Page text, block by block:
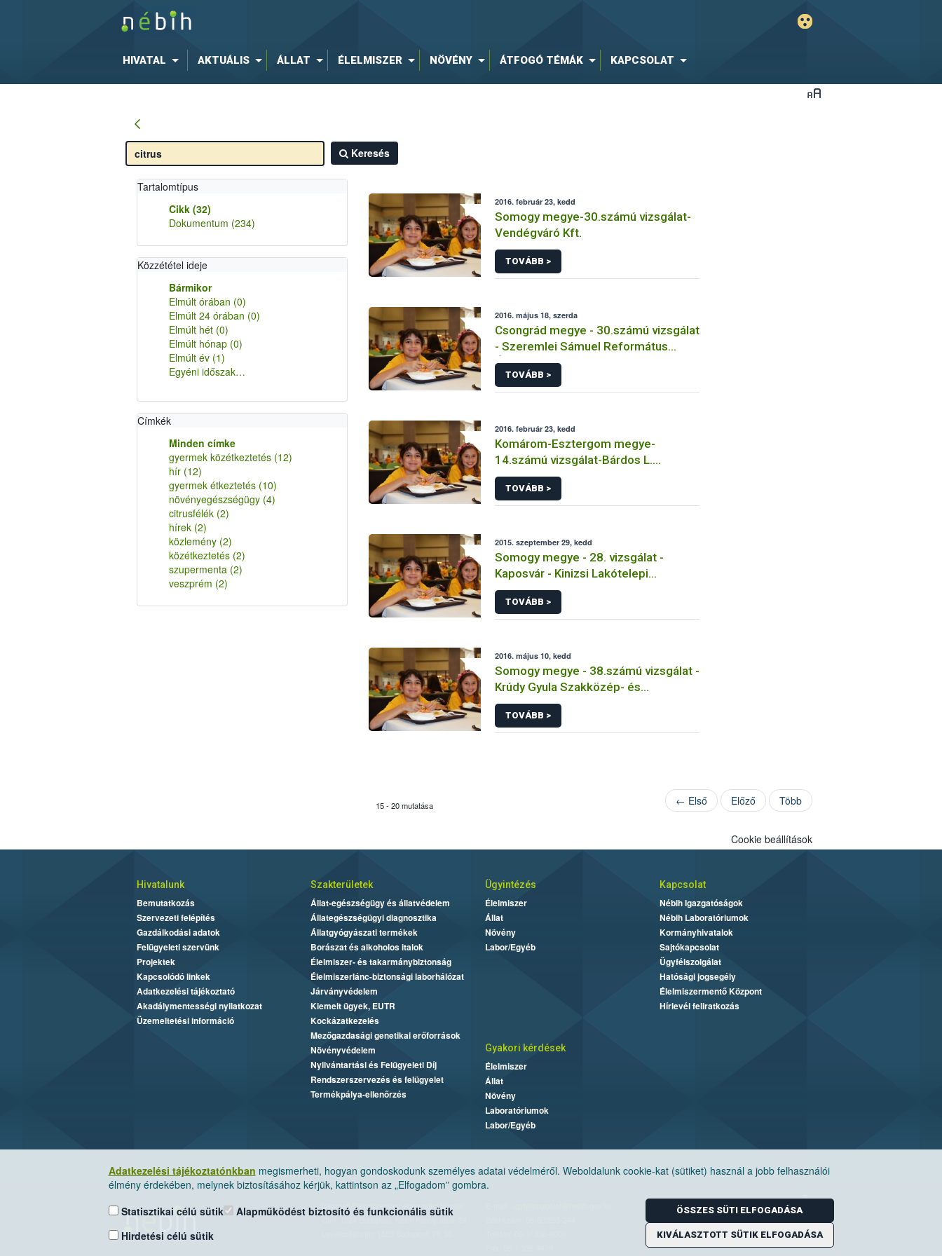
HIVATAL AKTUÁLIS ÁLLAT ÉLELMISZER NÖVÉNY ÁTFOGÓ TÉMÁK KAPCSOLAT
Keresés
Tartalomtípus
Cikk (32)
Dokumentum (234)
Közzététel ideje
Bármikor
Elmúlt órában (0)
Elmúlt 24 órában (0)
Elmúlt hét (0)
Elmúlt hónap (0)
Elmúlt év (1)
Egyéni időszak…
Címkék
Minden címke
gyermek közétkeztetés (12)
hír (12)
gyermek étkeztetés (10)
növényegészségügy (4)
citrusfélék (2)
hírek (2)
közlemény (2)
közétkeztetés (2)
szupermenta (2)
veszprém (2)
2016. február 23, kedd
Somogy megye-30.számú vizsgálat-
Vendégváró Kft.
TOVÁBB >
2016. május 18, szerda
Csongrád megye - 30.számú vizsgálat
- Szeremlei Sámuel Református
Óvoda Tálalókonyha
TOVÁBB >
2016. február 23, kedd
Komárom-Esztergom megye-
14.számú vizsgálat-Bárdos L.
Gimnázium
TOVÁBB >
2015. szeptember 29, kedd
Somogy megye - 28. vizsgálat -
Kaposvár - Kinizsi Lakótelepi
Tagiskola
TOVÁBB >
2016. május 10, kedd
Somogy megye - 38.számú vizsgálat -
Krúdy Gyula Szakközép- és
Szakiskola
TOVÁBB >
15 - 20 mutatása ← Első Előző Több
Adatkezelési tájékoztatónkban megismerheti, hogyan gondoskodunk személyes adatai védelméről. Weboldalunk cookie-kat (sütiket) használ a jobb felhasználói
élmény érdekében, melynek biztosításához kérjük, kattintson az „Elfogadom” gombra.
Statisztikai célú sütik
Hirdetési célú sütik
Alapműködést biztosító és funkcionális sütik ÖSSZES SÜTI ELFOGADÁSA
KIVÁLASZTOTT SÜTIK ELFOGADÁSA
Cookie beállítások
Hivatalunk
Bemutatkozás
Szervezeti felépítés
Gazdálkodási adatok
Felügyeleti szervünk
Projektek
Kapcsolódó linkek
Adatkezelési tájékoztató
Akadálymentességi nyilatkozat
Üzemeltetési információ
Szakterületek
Állat-egészségügy és állatvédelem
Állategészségügyi diagnosztika
Állatgyógyászati termékek
Borászat és alkoholos italok
Élelmiszer- és takarmánybiztonság
Élelmiszerlánc-biztonsági laborhálózat
Járványvédelem
Kiemelt ügyek, EUTR
Kockázatkezelés
Mezőgazdasági genetikai erőforrások
Növényvédelem
Nyilvántartási és Felügyeleti Díj
Rendszerszervezés és felügyelet
Termékpálya-ellenőrzés
Ügyintézés
Élelmiszer
Állat
Növény
Labor/Egyéb
Kapcsolat
Nébih Igazgatóságok
Nébih Laboratóriumok
Kormányhivatalok
Sajtókapcsolat
Ügyfélszolgálat
Hatósági jogsegély
Élelmiszermentő Központ
Hírlevél feliratkozás
Gyakori kérdések
Élelmiszer
Állat
Növény
Laboratóriumok
Labor/Egyéb
Nemzeti Élelmiszerlánc-biztonsági Hivatal